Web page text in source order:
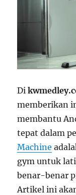
Di
memberikan
membantu
tepat dalam
Machine
gym untuk
benar-benar
Artikel ini